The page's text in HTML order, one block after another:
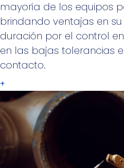
mayoría de los equipos
brindando ventajas en
duración por el control
en las bajas tolerancias
contacto.
+